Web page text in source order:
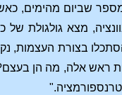
שביום מהימים,
מצא גולגולת
בצורת העצמות,
ראש אלה, מה הן